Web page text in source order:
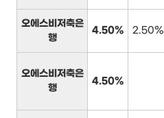
오에스비저축은
행
4.50% 2.50%
오에스비저축은
행
4.50%